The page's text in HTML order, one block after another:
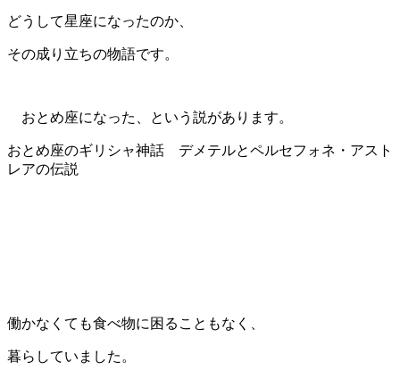
どうして星座になったのか、
その成り立ちの物語です。
おとめ座になった、という説があります。
おとめ座のギリシャ神話 デメテルとペルセフォネ・アスト
レアの伝説
働かなくても食べ物に困ることもなく、
暮らしていました。